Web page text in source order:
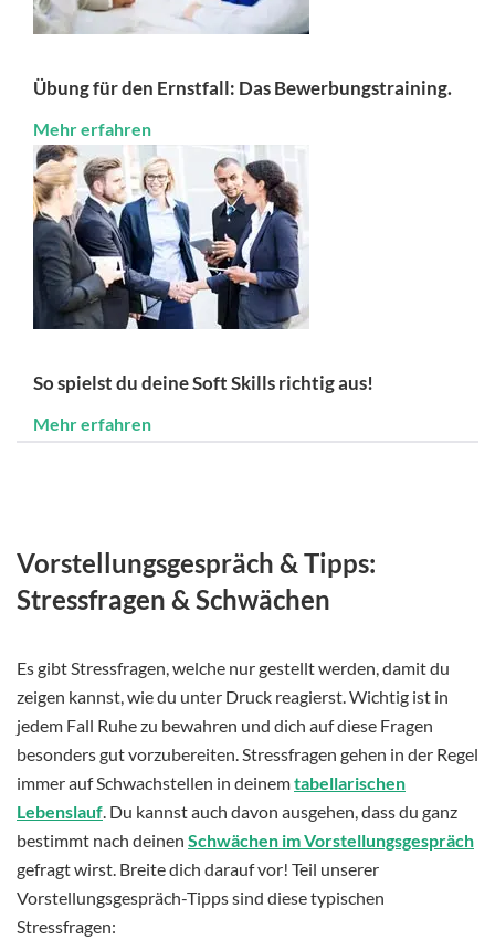
Übung für den Ernstfall: Das Bewerbungstraining.
Mehr erfahren
So spielst du deine Soft Skills richtig aus!
Mehr erfahren
Vorstellungsgespräch & Tipps:
Stressfragen & Schwächen
Es gibt Stressfragen, welche nur gestellt werden, damit du
zeigen kannst, wie du unter Druck reagierst. Wichtig ist in
jedem Fall Ruhe zu bewahren und dich auf diese Fragen
besonders gut vorzubereiten. Stressfragen gehen in der Regel
immer auf Schwachstellen in deinemtabellarischen
Lebenslauf. Du kannst auch davon ausgehen, dass du ganz
bestimmt nach deinen Schwächen im Vorstellungsgespräch
gefragt wirst. Breite dich darauf vor! Teil unserer
Vorstellungsgespräch-Tipps sind diese typischen
Stressfragen: